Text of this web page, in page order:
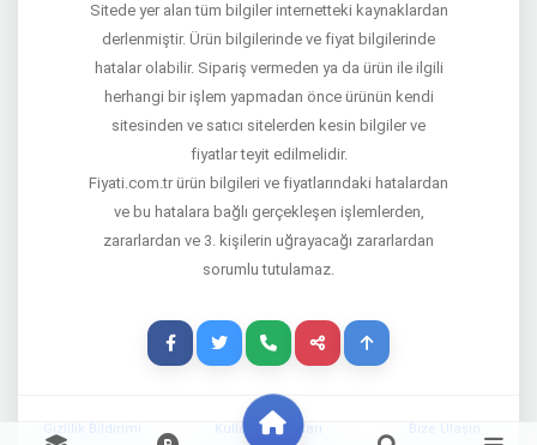
Sitede yer alan tüm bilgiler internetteki kaynaklardan
derlenmiştir. Ürün bilgilerinde ve fiyat bilgilerinde
hatalar olabilir. Sipariş vermeden ya da ürün ile ilgili
herhangi bir işlem yapmadan önce ürünün kendi
sitesinden ve satıcı sitelerden kesin bilgiler ve
fiyatlar teyit edilmelidir.
Fiyati.com.tr ürün bilgileri ve fiyatlarındaki hatalardan
ve bu hatalara bağlı gerçekleşen işlemlerden,
zararlardan ve 3. kişilerin uğrayacağı zararlardan
sorumlu tutulamaz.
Gizlilik Bildirimi Kullanım Şartları Bize Ulaşın